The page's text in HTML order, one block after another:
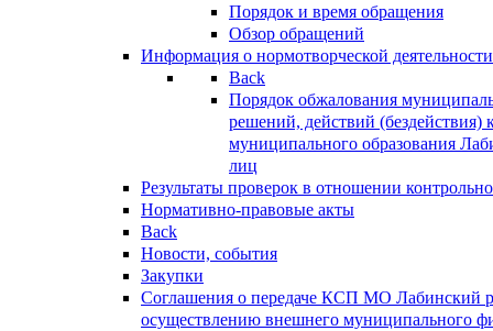
Порядок и время обращения
Обзор обращений
Информация о нормотворческой деятельности
Back
Порядок обжалования
решений, действий (бездействия)
муниципального образования
лиц
Результаты проверок в отношении
Нормативно-правовые акты
Back
Новости, события
Закупки
Соглашения о передаче КСП МО Лабинский
осуществлению внешнего муниципального